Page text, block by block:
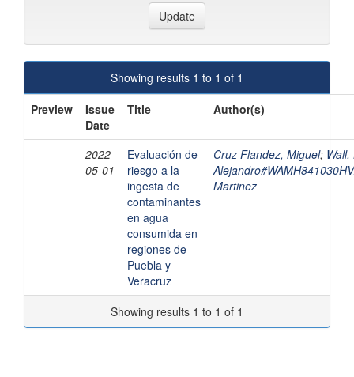
Showing results 1 to 1 of 1
Preview
Issue
Date
Title Author(s)
2022-
05-01
Evaluación de
riesgo a la
ingesta de
contaminantes
en agua
consumida en
regiones de
Puebla y
Veracruz
Cruz Flandez, Miguel;
Martinez
Showing results 1 to 1 of 1